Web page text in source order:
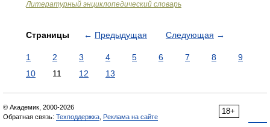
Литературный энциклопедический словарь
Страницы ← Предыдущая Следующая →
1 2 3 4 5 6 7 8
9
10
11 12 13
18+
© Академик, 2000-2026
Обратная связь: Техподдержка Реклама на сайте